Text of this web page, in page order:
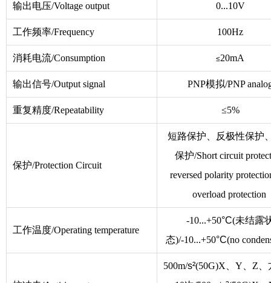
输出电压/Voltage output 0...10V
工作频率/Frequency 100Hz
消耗电流/Consumption ≤20mA
输出信号/Output signal PNP模拟/PNP
重复精度/Repeatability ≤5%
保护/Protection Circuit
短路保护、反极性保护
保护/Short circuit
reversed polarity
overload protection
工作温度/Operating temperature
-10...+50°C(未结露
态)/-10...+50°C(no
500m/s²(50G)X、Y、Z、